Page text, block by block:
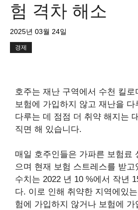
험 격차 해소
2025년 03월 24일
경제
호주는 재난 구역에서 수천 킬
보험에 가입하지 않고 재난을 다
다루는 데 점점 더 취약 해지는
직면 해 있습니다.
매일 호주인들은 가파른 보험료
으며 현재 보험 스트레스를 받
수치는 2022 년 10 %에서 작년
다. 이로 인해 취약한 지역에있
험에 가입하지 않거나 보험에 가